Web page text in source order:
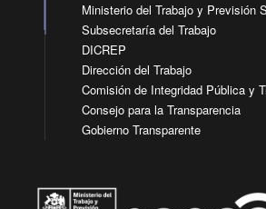
Ministerio del Trabajo y Previsión
Subsecretaría del Trabajo
DICREP
Dirección del Trabajo
Comisión de Integridad Pública y
Consejo para la Transparencia
Gobierno Transparente